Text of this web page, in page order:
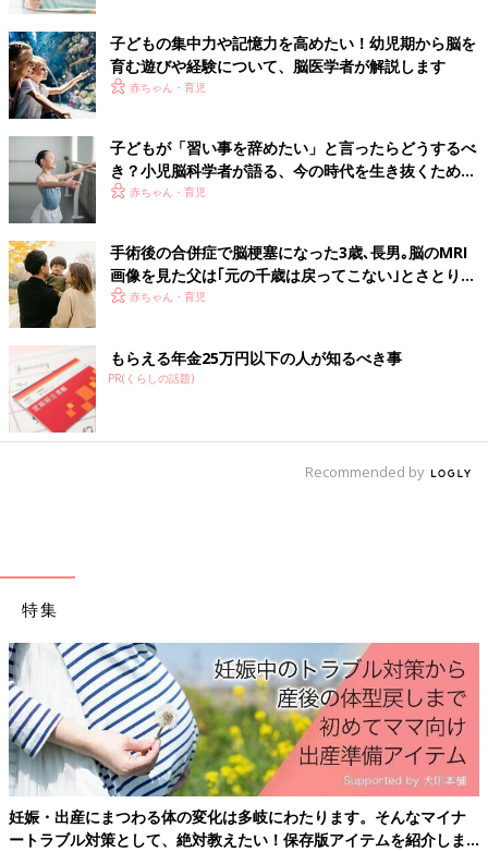
｢見る力｣｢考える力｣など、いろいろな才能を伸ばしていくので
す。
子どもの脳を育てるための親の具体的なかかわり方は？
（１）子どもをたくさんほめる
（２）子どもが話しかけてきたら、しっかりと答える
（３）新しい体験をたくさんさせてあげる
（４）子どもの質問攻めにしっかり答える
（５）しっかり睡眠をとらせる
（６）朝食を食べさせる
脳の特定の才能を伸ばすのと、いろいろな能力を伸ばすの
とはどちらがいい？
子どもの集中力や記憶力を高めたい！幼児期から脳を
育む遊びや経験について、脳医学者が解説します
赤ちゃん・育児
子どもが「習い事を辞めたい」と言ったらどうするべ
き？小児脳科学者が語る、今の時代を生き抜くために
本当に大切な力
赤ちゃん・育児
手術後の合併症で脳梗塞になった3歳､長男｡脳のMRI
画像を見た父は｢元の千歳は戻ってこない｣とさとり…
夫婦で泣き続けた日々【クルーゾン症候群】
赤ちゃん・育児
もらえる年金25万円以下の人が知るべき事
PR(くらしの話題)
Recommended by
特集
妊娠・出産にまつわる体の変化は多岐にわたります。そんなマイナ
ートラブル対策として、絶対教えたい！保存版アイテムを紹介しま